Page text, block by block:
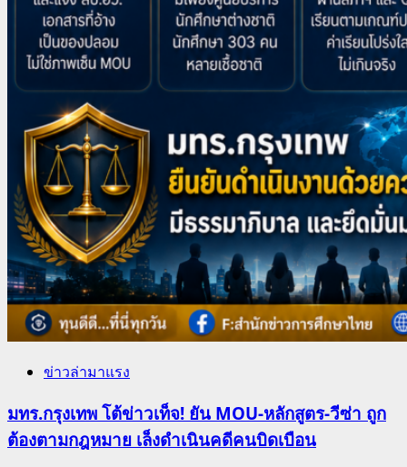
ข่าวล่ามาแรง
มทร.กรุงเทพ โต้ข่าวเท็จ! ยัน MOU-หลักสูตร-วีซ่า ถูก
ต้องตามกฎหมาย เล็งดำเนินคดีคนบิดเบือน